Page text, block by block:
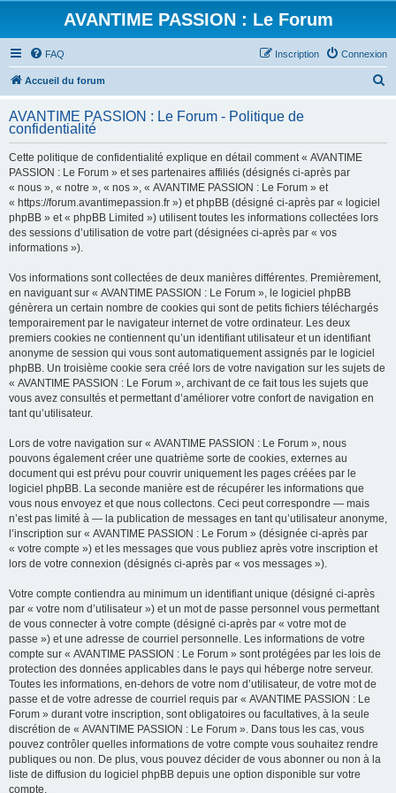
AVANTIME PASSION : Le Forum
FAQ Connexion
Inscription
Accueil du forum
h
AVANTIME PASSION : Le Forum - Politique de
confidentialité
Cette politique de confidentialité explique en détail comment « AVANTIME
PASSION : Le Forum » et ses partenaires affiliés (désignés ci-après par
« nous », « notre », « nos », « AVANTIME PASSION : Le Forum » et
« https://forum.avantimepassion.fr ») et phpBB (désigné ci-après par « logiciel
phpBB » et « phpBB Limited ») utilisent toutes les informations collectées lors
des sessions d’utilisation de votre part (désignées ci-après par « vos
informations »).
Vos informations sont collectées de deux manières différentes. Premièrement,
en naviguant sur « AVANTIME PASSION : Le Forum », le logiciel phpBB
génèrera un certain nombre de cookies qui sont de petits fichiers téléchargés
temporairement par le navigateur internet de votre ordinateur. Les deux
premiers cookies ne contiennent qu’un identifiant utilisateur et un identifiant
anonyme de session qui vous sont automatiquement assignés par le logiciel
phpBB. Un troisième cookie sera créé lors de votre navigation sur les sujets de
« AVANTIME PASSION : Le Forum », archivant de ce fait tous les sujets que
vous avez consultés et permettant d’améliorer votre confort de navigation en
tant qu’utilisateur.
Lors de votre navigation sur « AVANTIME PASSION : Le Forum », nous
pouvons également créer une quatrième sorte de cookies, externes au
document qui est prévu pour couvrir uniquement les pages créées par le
logiciel phpBB. La seconde manière est de récupérer les informations que
vous nous envoyez et que nous collectons. Ceci peut correspondre — mais
n’est pas limité à — la publication de messages en tant qu’utilisateur anonyme,
l’inscription sur « AVANTIME PASSION : Le Forum » (désignée ci-après par
« votre compte ») et les messages que vous publiez après votre inscription et
lors de votre connexion (désignés ci-après par « vos messages »).
Votre compte contiendra au minimum un identifiant unique (désigné ci-après
par « votre nom d’utilisateur ») et un mot de passe personnel vous permettant
de vous connecter à votre compte (désigné ci-après par « votre mot de
passe ») et une adresse de courriel personnelle. Les informations de votre
compte sur « AVANTIME PASSION : Le Forum » sont protégées par les lois de
protection des données applicables dans le pays qui héberge notre serveur.
Toutes les informations, en-dehors de votre nom d’utilisateur, de votre mot de
passe et de votre adresse de courriel requis par « AVANTIME PASSION : Le
Forum » durant votre inscription, sont obligatoires ou facultatives, à la seule
discrétion de « AVANTIME PASSION : Le Forum ». Dans tous les cas, vous
pouvez contrôler quelles informations de votre compte vous souhaitez rendre
publiques ou non. De plus, vous pouvez décider de vous abonner ou non à la
liste de diffusion du logiciel phpBB depuis une option disponible sur votre
compte.